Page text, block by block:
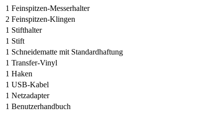
1 Feinspitzen-Messerhalter
2 Feinspitzen-Klingen
1 Stifthalter
1 Stift
1 Schneidematte mit Standardhaftung
1 Transfer-Vinyl
1 Haken
1 USB-Kabel
1 Netzadapter
1 Benutzerhandbuch